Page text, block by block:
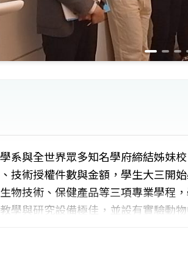
系與全世界眾多知名學府締結姊妹
技術授權件數與金額，學生大三開
物技術、保健產品等三項專業學程
學與研究設備極佳，並設有實驗動